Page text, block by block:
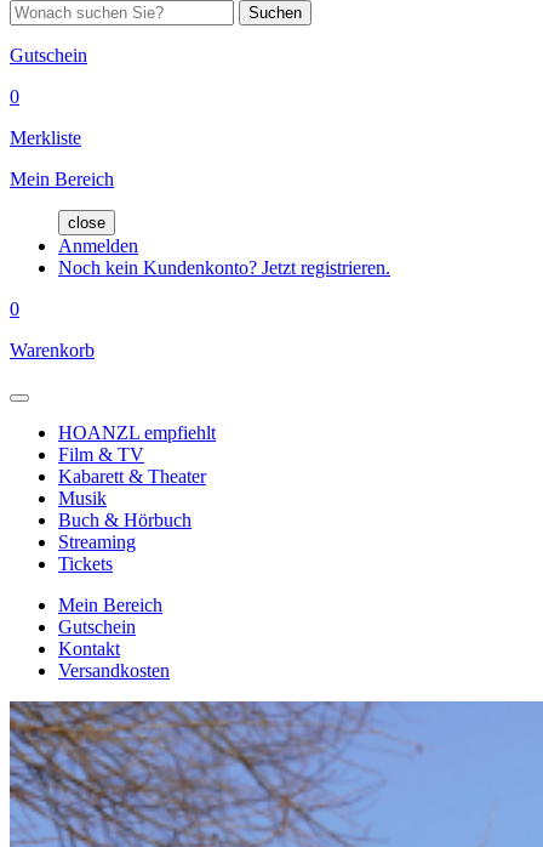
Suchen
Gutschein
0
Merkliste
Mein Bereich
close
Anmelden
Noch kein Kundenkonto? Jetzt registrieren.
0
Warenkorb
HOANZL empfiehlt
Film & TV
Kabarett & Theater
Musik
Buch & Hörbuch
Streaming
Tickets
Mein Bereich
Gutschein
Kontakt
Versandkosten